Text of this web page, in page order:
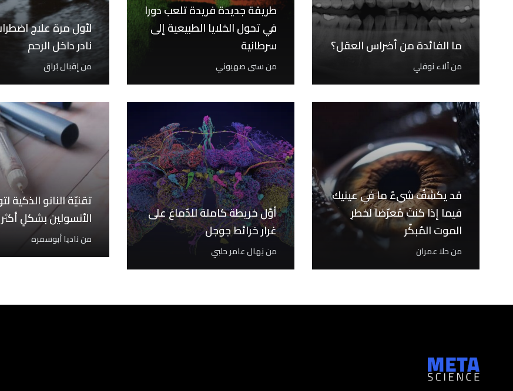
ما الفائدة من أضراس العقل؟
منآلاء نوفلي
طريقة جديدة فريدة تلعب دورا
في تحول الخلايا الطبيعية إلى
سرطانية
منسنى صهيوني
لأول مرة علاج
نادر داخل الرحم
منإقبال بُراق
قد يكشِفُ شيءٌ ما في عينيك
فيما إذا كنتَ مُعرّضاً لخطرِ
الموت المُبكّر
منحلا عمران
أوّل خريطة كاملة للدّماغ على
غرار خرائط جوجل
مننِهال عامر حلبي
تقنيّة النانو الذكية
الأنسولين بشكلٍ
منناديا أبوسمره